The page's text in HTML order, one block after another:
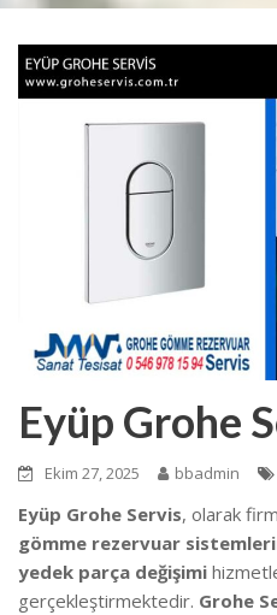
Eyüp Grohe
Ekim 27, 2025 bbadmin
Eyüp Grohe Servis, olarak
gömme rezervuar
yedek parça değişimi
gerçekleştirmektedir. Grohe